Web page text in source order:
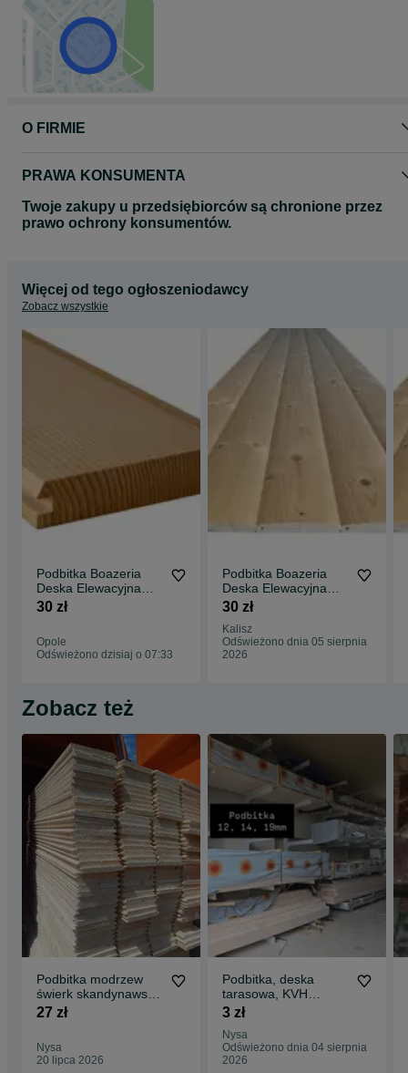
O FIRMIE
PRAWA KONSUMENTA
Twoje zakupy u przedsiębiorców są chronione przez
prawo ochrony konsumentów.
Więcej od tego ogłoszeniodawcy
Zobacz wszystkie
Podbitka Boazeria
Deska Elewacyjna
PółBal Liatwy
Opole Wysyłka Cały
Kraj
30 zł
Opole
Odświeżono dzisiaj o 07:33
Podbitka Boazeria
Deska Elewacyjna
PółBal Listwy
Kantówki Strugane
Kalisz Wysyłka Cała
Polska
30 zł
Kalisz
Odświeżono dnia 05 sierpnia
2026
Zobacz też
Podbitka modrzew
świerk skandynawski
boazeria bal półbal
elewacyjna tarasowa
podłogowa
27 zł
Nysa
20 lipca 2026
Podbitka, deska
tarasowa, KVH
C24,OSB, Łaty, deski,
dachowa, altany,
3 zł
Nysa
Odświeżono dnia 04 sierpnia
2026